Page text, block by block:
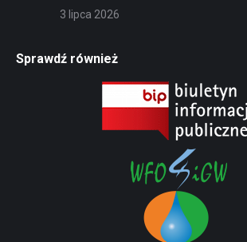
3 lipca 2026
Sprawdź również